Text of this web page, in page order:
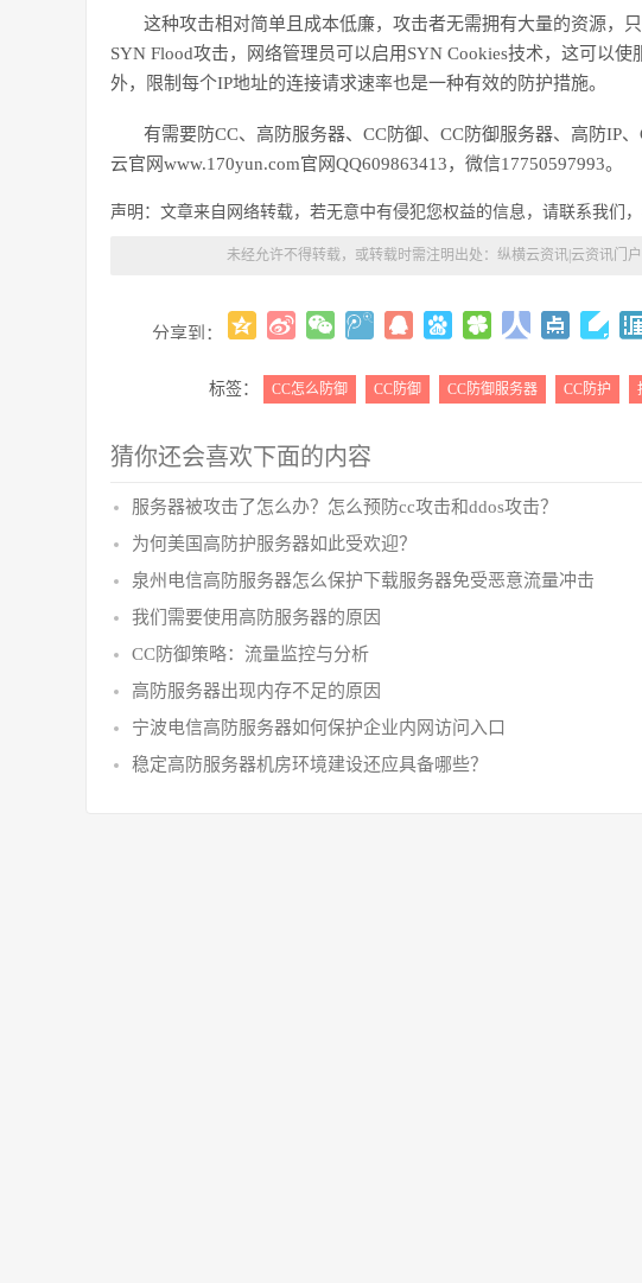
这种攻击相对简单且成本低廉，攻击者无需拥有大量的资源，
SYN Flood攻击，网络管理员可以启用SYN Cookies技术，这可以
外，限制每个IP地址的连接请求速率也是一种有效的防护措施。
有需要防CC、高防服务器、CC防御、CC防御服务器、高防IP
云官网www.170yun.com官网QQ609863413，微信17750597993。
声明：文章来自网络转载，若无意中有侵犯您权益的信息，请联系我们
未经允许不得转载，或转载时需注明出处： 纵横云资讯|云资讯门
分享到：
标签： CC怎么防御 CC防御 CC防御服务器 CC防护
猜你还会喜欢下面的内容
服务器被攻击了怎么办？怎么预防cc攻击和ddos攻击？
为何美国高防护服务器如此受欢迎？
泉州电信高防服务器怎么保护下载服务器免受恶意流量冲击
我们需要使用高防服务器的原因
CC防御策略：流量监控与分析
高防服务器出现内存不足的原因
宁波电信高防服务器如何保护企业内网访问入口
稳定高防服务器机房环境建设还应具备哪些？